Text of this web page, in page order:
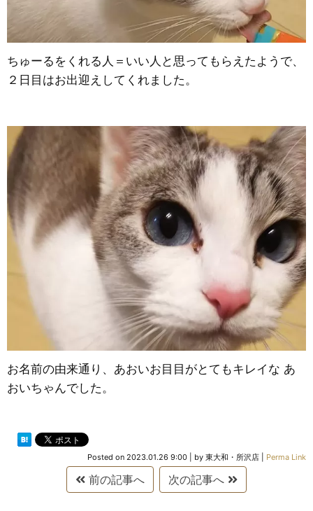
ちゅーるをくれる人＝いい人と思ってもらえたようで、
２日目はお出迎えしてくれました。
お名前の由来通り、あおいお目目がとてもキレイな あ
おいちゃんでした。
Posted on 2023.01.26 9:00 by 東大和・所沢店 Perma Link
前の記事へ 次の記事へ